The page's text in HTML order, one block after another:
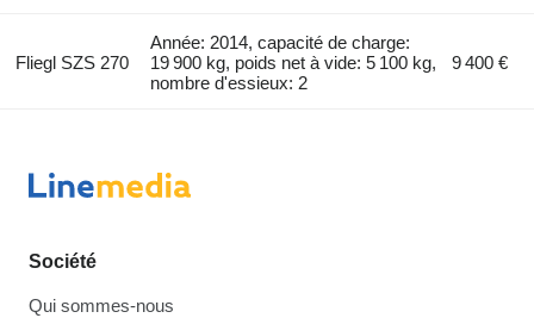
Fliegl SZS 270
Année: 2014, capacité de charge:
19 900 kg, poids net à vide: 5 100 kg,
nombre d'essieux: 2
9 400 €
Société
Qui sommes-nous